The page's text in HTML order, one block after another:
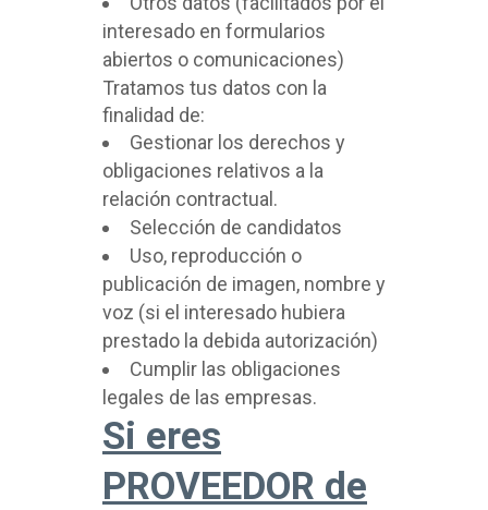
interesado en formularios
abiertos o comunicaciones)
Tratamos tus datos con la
finalidad de:
Gestionar los derechos y
obligaciones relativos a la
relación contractual.
Selección de candidatos
Uso, reproducción o
publicación de imagen, nombre y
voz (si el interesado hubiera
prestado la debida autorización)
Cumplir las obligaciones
legales de las empresas.
Si eres
PROVEEDOR de